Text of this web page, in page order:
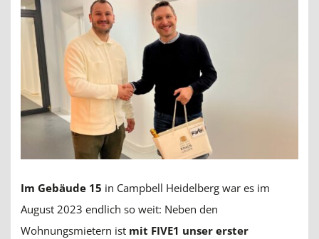
Im Gebäude 15 in Campbell Heidelberg war es im
August 2023 endlich so weit: Neben den
Wohnungsmietern ist mit FIVE1 unser erster